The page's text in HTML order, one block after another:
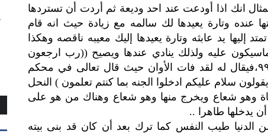
انك اذا أودعت عند احد وديعة ثم أردت أن تستردها
عنده وتارة يعيدها لك سالمه مع زيادة حيث انه قام
إليها يد عابثه وتارة يعيدها إليك معيبه ناقصه وهكذا
عليه ولذلك ينادي عندها ويصيح ((رب ارجعون
لعلي اعمل صالحا فيما تركت ))المؤمنين ٩٩،فيقال له لقد فات الأوان حيث قال تعالى في محكم
سلام عليكم ادخلوا الجنه بما كنتم تعلمون ) النحل
وهو شعاع ويخرج منها وهو شعاع وهناك من هو على
يدخلها طاهرا ..
طيب النفس كما ترك بعد أن كان قد بنى بيته